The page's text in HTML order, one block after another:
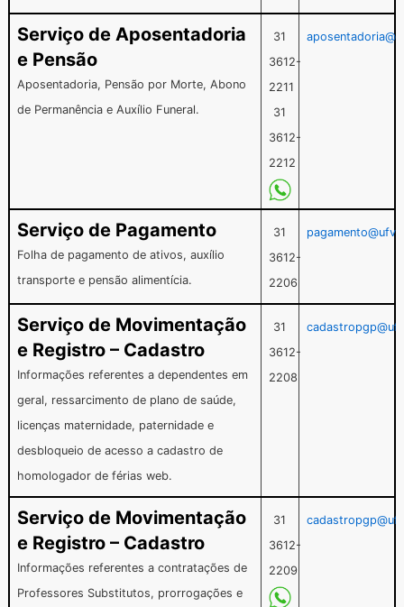
Serviço de Aposentadoria
e Pensão
Aposentadoria, Pensão por Morte, Abono
de Permanência e Auxílio Funeral.
31
3612-
2211
31
3612-
2212
Serviço de Pagamento
Folha de pagamento de ativos, auxílio
transporte e pensão alimentícia.
31
3612-
2206
Serviço de Movimentação
e Registro – Cadastro
Informações referentes a dependentes em
geral, ressarcimento de plano de saúde,
licenças maternidade, paternidade e
desbloqueio de acesso a cadastro de
homologador de férias web.
31
3612-
2208
Serviço de Movimentação
e Registro – Cadastro
Informações referentes a contratações de
Professores Substitutos, prorrogações e
31
3612-
2209